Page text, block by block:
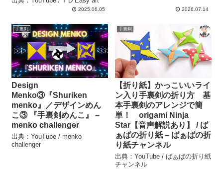
2025.06.05 2026.07.14
手裏剣
Design
Menko③『Shuriken
menko』／デザインめん
こ③ 『手裏剣めんこ』 –
menko challenger
出典：YouTube / menko
challenger
手裏剣
【折り紙】かっこいいライ
ン入り手裏剣の折り方 基
本手裏剣のアレンジで簡
単！ origami Ninja
Star【音声解説あり】 / ば
ぁばの折り紙 – ばぁばの折
り紙チャンネル
出典：YouTube / ばぁばの折り紙
チャンネル